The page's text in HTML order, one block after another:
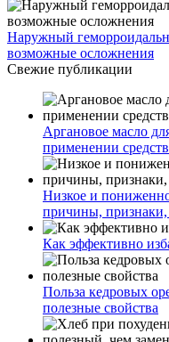
Наружный
возможные осложнения
Свежие публикации
Аргановое масло
применении
Низкое и
причины, признаки,
Как эффективно
Польза кедровых
полезные свойства